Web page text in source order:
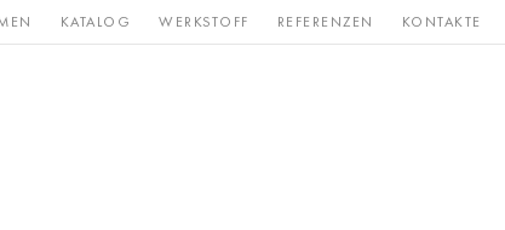
KATALOG WERKSTOFF REFERENZEN KONTAKTE
Rostfreier Seltene Erden &